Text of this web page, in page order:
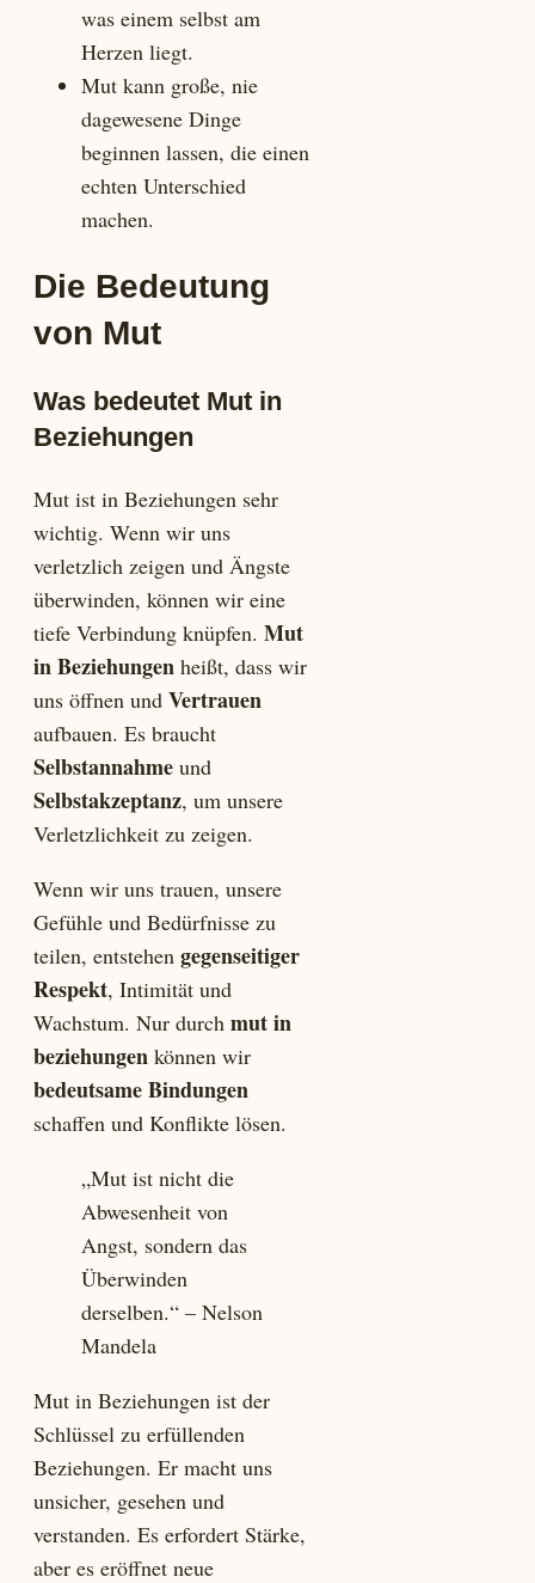
was einem selbst am
Herzen liegt.
Mut kann große, nie
dagewesene Dinge
beginnen lassen, die einen
echten Unterschied
machen.
Die Bedeutung
von Mut
Was bedeutet Mut in
Beziehungen
Mut ist in Beziehungen sehr
wichtig. Wenn wir uns
verletzlich zeigen und Ängste
überwinden, können wir eine
tiefe Verbindung knüpfen. Mut
in Beziehungen heißt, dass wir
uns öffnen und Vertrauen
aufbauen. Es braucht
Selbstannahme und
Selbstakzeptanz, um unsere
Verletzlichkeit zu zeigen.
Wenn wir uns trauen, unsere
Gefühle und Bedürfnisse zu
teilen, entstehen gegenseitiger
Respekt, Intimität und
Wachstum. Nur durch mut in
beziehungen können wir
bedeutsame Bindungen
schaffen und Konflikte lösen.
„Mut ist nicht die
Abwesenheit von
Angst, sondern das
Überwinden
derselben.“ – Nelson
Mandela
Mut in Beziehungen ist der
Schlüssel zu erfüllenden
Beziehungen. Er macht uns
unsicher, gesehen und
verstanden. Es erfordert Stärke,
aber es eröffnet neue